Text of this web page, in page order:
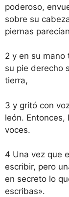
poderoso,
sobre su
piernas
2 y en su mano
su pie derecho
tierra,
3 y gritó con
león. Entonces,
voces.
4 Una vez que
escribir, pero
en secreto lo
escribas».